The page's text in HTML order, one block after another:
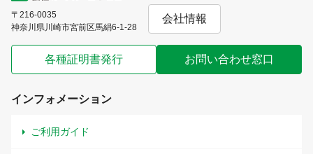
〒216-0035
神奈川県川崎市宮前区馬絹6-1-28
会社情報
各種証明書発行 お問い合わせ窓口
インフォメーション
ご利用ガイド